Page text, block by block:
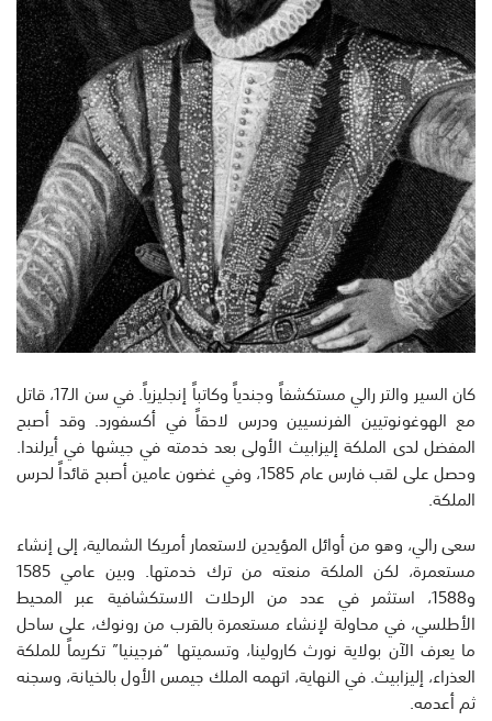
كان السير والتر رالي مستكشفاً وجندياً وكاتباً إنجليزياً. في سن الـ17، قاتل
مع الهوغونوتيين الفرنسيين ودرس لاحقاً في أكسفورد. وقد أصبح
المفضل لدى الملكة إليزابيث الأولى بعد خدمته في جيشها في أيرلندا.
وحصل على لقب فارس عام 1585، وفي غضون عامين أصبح قائداً لحرس
الملكة.
سعى رالي، وهو من أوائل المؤيدين لاستعمار أمريكا الشمالية، إلى إنشاء
مستعمرة، لكن الملكة منعته من ترك خدمتها. وبين عامي 1585
و1588، استثمر في عدد من الرحلات الاستكشافية عبر المحيط
الأطلسي، في محاولة لإنشاء مستعمرة بالقرب من رونوك، على ساحل
ما يعرف الآن بولاية نورث كارولينا، وتسميتها “فرجينيا” تكريماً للملكة
العذراء، إليزابيث. في النهاية، اتهمه الملك جيمس الأول بالخيانة، وسجنه
ثم أعدمه.